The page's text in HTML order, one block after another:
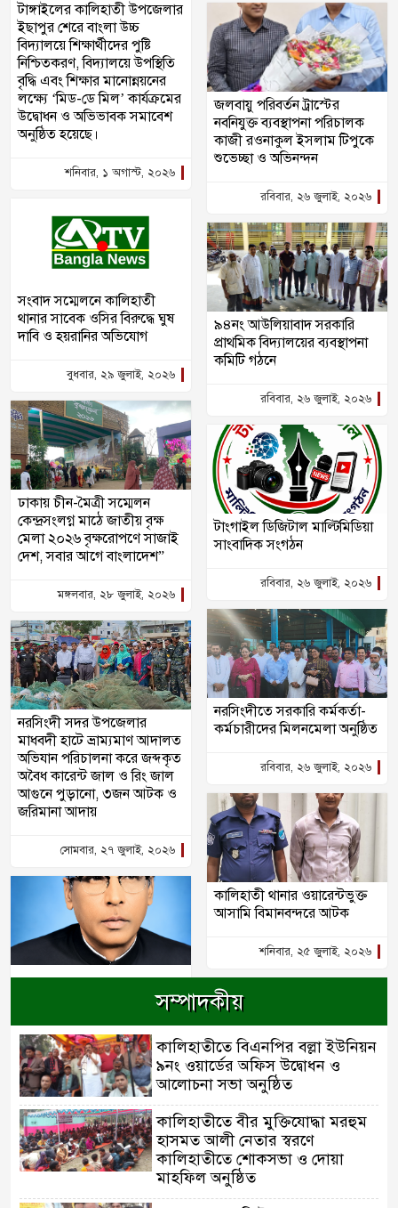
টাঙ্গাইলের কালিহাতী উপজেলার
ইছাপুর শেরে বাংলা উচ্চ
বিদ্যালয়ে শিক্ষার্থীদের পুষ্টি
নিশ্চিতকরণ, বিদ্যালয়ে উপস্থিতি
বৃদ্ধি এবং শিক্ষার মানোন্নয়নের
লক্ষ্যে ‘মিড-ডে মিল’ কার্যক্রমের
উদ্বোধন ও অভিভাবক সমাবেশ
অনুষ্ঠিত হয়েছে।
শনিবার, ১ অগাস্ট, ২০২৬
সংবাদ সম্মেলনে কালিহাতী
থানার সাবেক ওসির বিরুদ্ধে ঘুষ
দাবি ও হয়রানির অভিযোগ
বুধবার, ২৯ জুলাই, ২০২৬
ঢাকায় চীন-মৈত্রী সম্মেলন
কেন্দ্রসংলগ্ন মাঠে জাতীয় বৃক্ষ
মেলা ২০২৬ বৃক্ষরোপণে সাজাই
দেশ, সবার আগে বাংলাদেশ”
মঙ্গলবার, ২৮ জুলাই, ২০২৬
নরসিংদী সদর উপজেলার
মাধবদী হাটে ভ্রাম্যমাণ আদালত
অভিযান পরিচালনা করে জব্দকৃত
অবৈধ কারেন্ট জাল ও রিং জাল
আগুনে পুড়ানো, ৩জন আটক ও
জরিমানা আদায়
সোমবার, ২৭ জুলাই, ২০২৬
জলবায়ু পরিবর্তন ট্রাস্টের
নবনিযুক্ত ব্যবস্থাপনা পরিচালক
কাজী রওনাকুল ইসলাম টিপুকে
শুভেচ্ছা ও অভিনন্দন
রবিবার, ২৬ জুলাই, ২০২৬
৯৪নং আউলিয়াবাদ সরকারি
প্রাথমিক বিদ্যালয়ের ব্যবস্থাপনা
কমিটি গঠনে
রবিবার, ২৬ জুলাই, ২০২৬
টাংগাইল ডিজিটাল মাল্টিমিডিয়া
সাংবাদিক সংগঠন
রবিবার, ২৬ জুলাই, ২০২৬
নরসিংদীতে সরকারি কর্মকর্তা-
কর্মচারীদের মিলনমেলা অনুষ্ঠিত
রবিবার, ২৬ জুলাই, ২০২৬
কালিহাতী থানার ওয়ারেন্টভুক্ত
আসামি বিমানবন্দরে আটক
শনিবার, ২৫ জুলাই, ২০২৬
সম্পাদকীয়
কালিহাতীতে বিএনপির বল্লা ইউনিয়ন
৯নং ওয়ার্ডের অফিস উদ্বোধন ও
আলোচনা সভা অনুষ্ঠিত
কালিহাতীতে বীর মুক্তিযোদ্ধা মরহুম
হাসমত আলী নেতার স্বরণে
কালিহাতীতে শোকসভা ও দোয়া
মাহফিল অনুষ্ঠিত